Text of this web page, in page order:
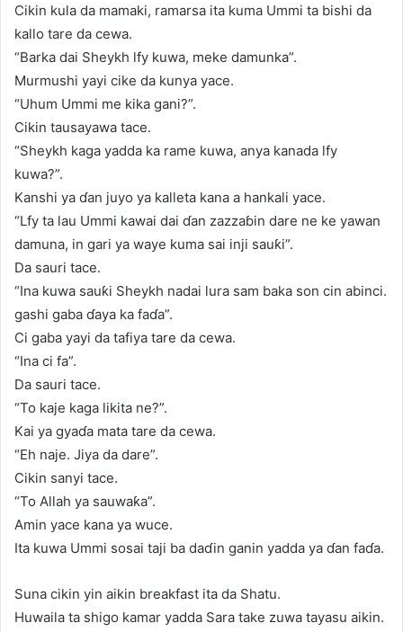
Cikin kula da mamaki, ramarsa ita kuma Ummi ta bishi da
kallo tare da cewa.
“Barka dai Sheykh lfy kuwa, meke damunka”.
Murmushi yayi cike da kunya yace.
“Uhum Ummi me kika gani?”.
Cikin tausayawa tace.
“Sheykh kaga yadda ka rame kuwa, anya kanada lfy
kuwa?”.
Kanshi ya ɗan juyo ya kalleta kana a hankali yace.
“Lfy ta lau Ummi kawai dai ɗan zazzaɓin dare ne ke yawan
damuna, in gari ya waye kuma sai inji sauƙi”.
Da sauri tace.
“Ina kuwa sauƙi Sheykh nadai lura sam baka son cin abinci.
gashi gaba ɗaya ka faɗa”.
Ci gaba yayi da tafiya tare da cewa.
“Ina ci fa”.
Da sauri tace.
“To kaje kaga likita ne?”.
Kai ya gyaɗa mata tare da cewa.
“Eh naje. Jiya da dare”.
Cikin sanyi tace.
“To Allah ya sauwaƙa”.
Amin yace kana ya wuce.
Ita kuwa Ummi sosai taji ba daɗin ganin yadda ya ɗan faɗa.
Suna cikin yin aikin breakfast ita da Shatu.
Huwaila ta shigo kamar yadda Sara take zuwa tayasu aikin.